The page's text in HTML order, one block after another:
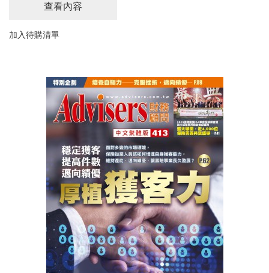
查看內容
加入待購清單